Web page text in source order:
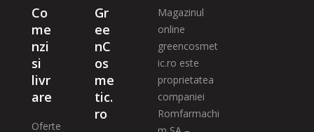
Co
me
nzi
si
livr
are
Oferte
Gr
ee
nC
os
me
tic.
ro
Magazinul
online
greencosmet
ic.ro este
proprietatea
companiei
Romfarmachi